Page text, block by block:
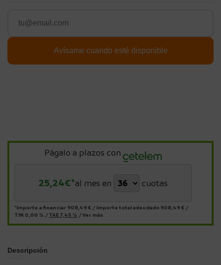
Págalo a plazos con
25,24€*al mes en cuotas
*Importe a financiar 908,49 € / Importe total adeudado 908,49 € /
TIN 0,00 % / TAE 7,45 % /Ver más
Descripción